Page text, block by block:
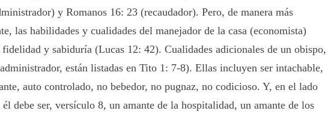
y Romanos 16: 23 (recaudador). Pero, de manera más
las habilidades y cualidades del manejador de la casa (economista)
y sabiduría (Lucas 12: 42). Cualidades adicionales de un obispo,
están listadas en Tito 1: 7-8). Ellas incluyen ser intachable,
auto controlado, no bebedor, no pugnaz, no codicioso. Y, en el lado
debe ser, versículo8, un amante de la hospitalidad, un amante de los